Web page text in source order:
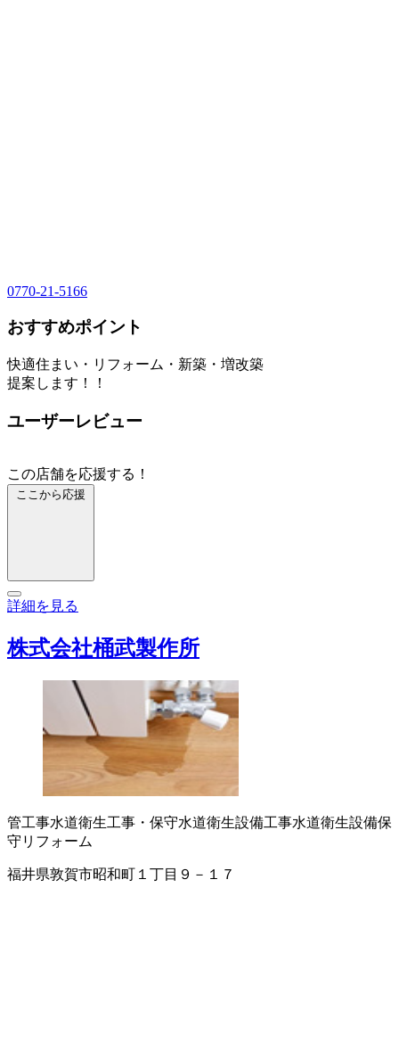
0770-21-5166
おすすめポイント
快適住まい・リフォーム・新築・増改築
提案します！！
ユーザーレビュー
この店舗を応援する！
ここから応援
詳細を見る
株式会社桶武製作所
管工事水道衛生工事・保守水道衛生設備工事水道衛生設備保
守 リフォーム
福井県敦賀市昭和町１丁目９－１７